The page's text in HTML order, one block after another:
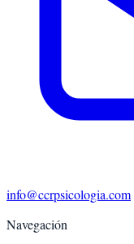
info@ccrpsicologia.com
Navegación